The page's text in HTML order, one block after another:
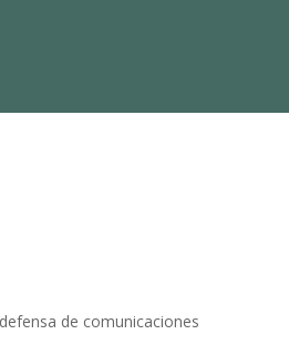
de comunicaciones